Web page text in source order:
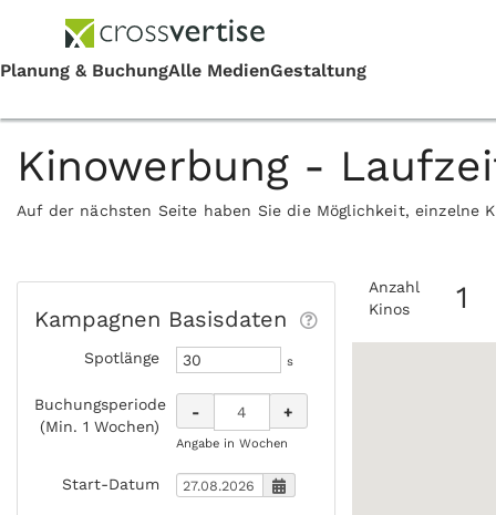
Kinowerbung -
Auf der nächsten Seite haben Sie die Möglichkeit, einzelne
Kampagnen Basisdaten
Spotlänge s
Buchungsperiode
(Min. 1 Wochen)
- +
Angabe in Wochen
Start-Datum
Anzahl
Kinos
1